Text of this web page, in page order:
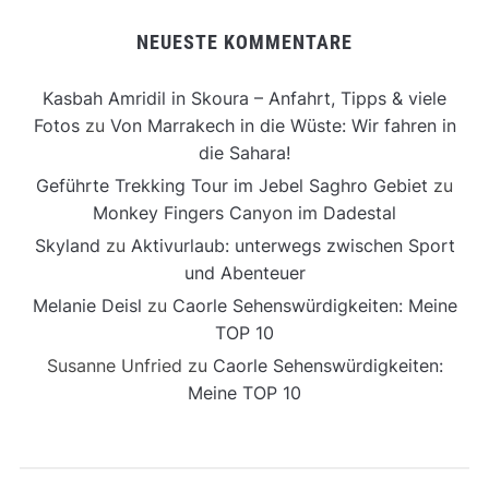
NEUESTE KOMMENTARE
Kasbah Amridil in Skoura – Anfahrt, Tipps & viele
Fotoszu Von Marrakech in die Wüste: Wir fahren in
die Sahara!
Geführte Trekking Tour im Jebel Saghro Gebiet zu
Monkey Fingers Canyon im Dadestal
Skyland zu Aktivurlaub: unterwegs zwischen Sport
und Abenteuer
Melanie Deisl zu Caorle Sehenswürdigkeiten: Meine
TOP 10
Susanne Unfried zu Caorle Sehenswürdigkeiten:
Meine TOP 10